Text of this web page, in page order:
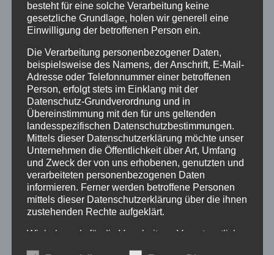
15,00€
Phormictopus
sp.
dominican
purple
Menge
In den Warenkorb
Kategorie:unbestimmte Vogelspinnen
Ähnliche Produkte
besteht für eine solche Verarbeitung keine
gesetzliche Grundlage, holen wir generell eine
Einwilligung der betroffenen Person ein.
Die Verarbeitung personenbezogener Daten,
beispielsweise des Namens, der Anschrift, E-Mail-
Adresse oder Telefonnummer einer betroffenen
Person, erfolgt stets im Einklang mit der
Datenschutz-Grundverordnung und in
Übereinstimmung mit den für uns geltenden
landesspezifischen Datenschutzbestimmungen.
Mittels dieser Datenschutzerklärung möchte unser
Unternehmen die Öffentlichkeit über Art, Umfang
und Zweck der von uns erhobenen, genutzten und
verarbeiteten personenbezogenen Daten
informieren. Ferner werden betroffene Personen
mittels dieser Datenschutzerklärung über die ihnen
zustehenden Rechte aufgeklärt.
Wir haben als für die Verarbeitung Verantwortlicher